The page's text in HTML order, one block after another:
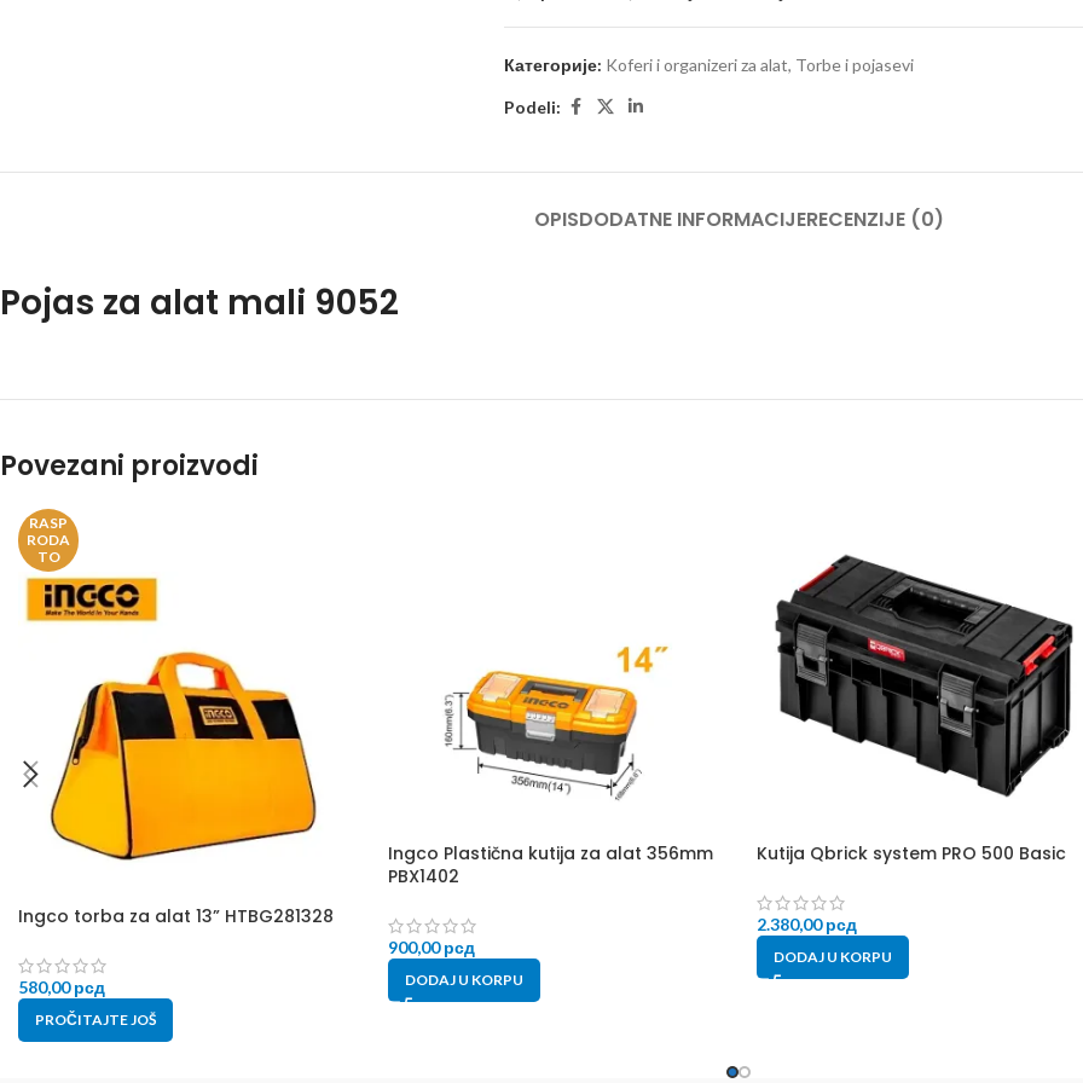
Категорије: Koferi i organizeri za alat, Torbe i pojasevi
Podeli:
OPISDODATNE INFORMACIJERECENZIJE (0)
Pojas za alat mali 9052
Povezani proizvodi
RASP
RODA
TO
Ingco torba za alat 13” HTBG281328
580,00рсд
PROČITAJTE JOŠ
Ingco Plastična kutija za alat 356mm
PBX1402
900,00рсд
DODAJ U KORPU
Kutija Qbrick system PRO 500 Basic
2.380,00рсд
DODAJ U KORPU